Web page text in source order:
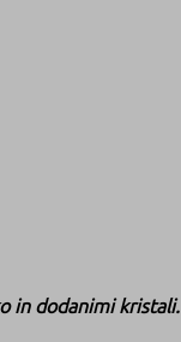
in dodanimi kristali.